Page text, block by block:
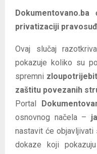
privatizaciji
Ovaj slučaj
pokazuje koliko su
spremni
zaštitu povezanih
Portal
osnovnog načela –
nastavit će objavljivati
dokaze koji pokazuju